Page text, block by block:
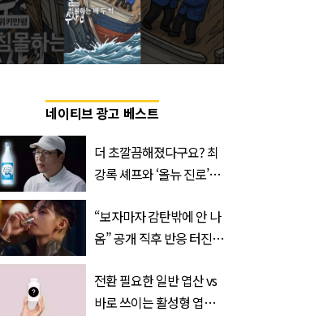
네이티브 광고 베스트
더 초깔끔해졌다구요? 최
강록 셰프와 ‘올뉴 진로’의
“보자마자 감탄밖에 안 나
옴” 공개 직후 반응 터진
전환 필요한 일반 엽산 vs
바로 쓰이는 활성형 엽